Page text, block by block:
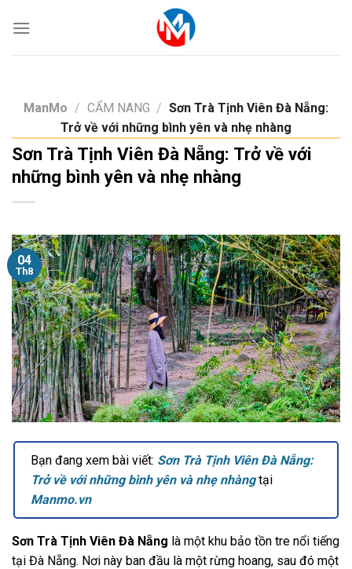
ManMo / CẨM NANG / Sơn Trà Tịnh Viên Đà Nẵng:
Trở về với những bình yên và nhẹ nhàng
Sơn Trà Tịnh Viên Đà Nẵng: Trở về với
những bình yên và nhẹ nhàng
04
Th8
Bạn đang xem bài viết: Sơn Trà Tịnh Viên Đà Nẵng:
Trở về với những bình yên và nhẹ nhàngtại
Manmo.vn
Sơn Trà Tịnh Viên Đà Nẵng là một khu bảo tồn tre nổi tiếng
tại Đà Nẵng. Nơi này ban đầu là một rừng hoang, sau đó một